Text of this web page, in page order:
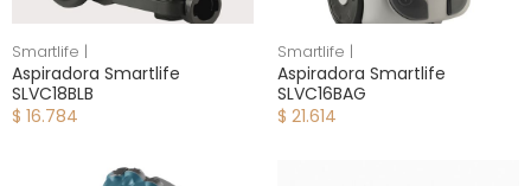
Smartlife |
Aspiradora Smartlife
SLVC18BLB
$ 16.784
Smartlife |
Aspiradora Smartlife
SLVC16BAG
$ 21.614